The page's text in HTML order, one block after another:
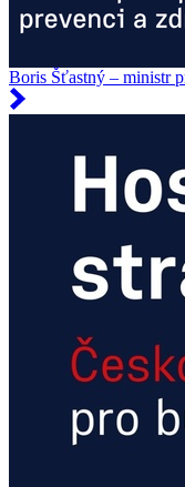
Boris Šťastný – ministr